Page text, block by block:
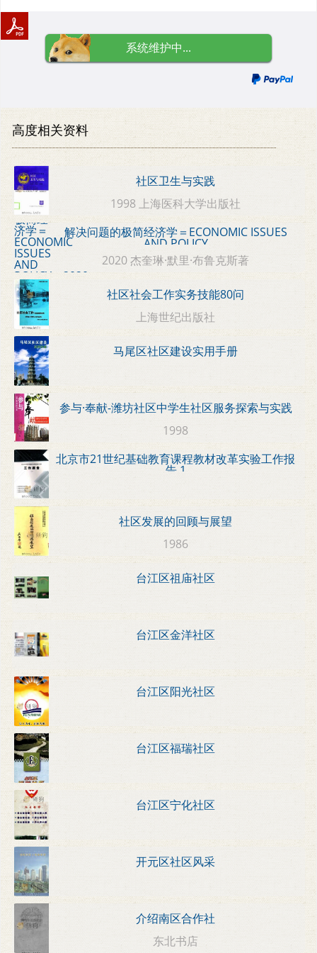
系统维护中...
高度相关资料
社区卫生与实践
1998 上海医科大学出版社
解决问题的极简经济学＝ECONOMIC ISSUES
AND POLICY
2020 杰奎琳·默里·布鲁克斯著
社区社会工作实务技能80问
上海世纪出版社
马尾区社区建设实用手册
参与·奉献-潍坊社区中学生社区服务探索与实践
1998
北京市21世纪基础教育课程教材改革实验工作报
告 1
社区发展的回顾与展望
1986
台江区祖庙社区
台江区金洋社区
台江区阳光社区
台江区福瑞社区
台江区宁化社区
开元区社区风采
介绍南区合作社
东北书店